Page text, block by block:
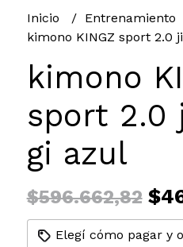
Inicio Entrenamiento
kimono KINGZ sport 2.0
kimono
sport 2.0
gi azul
$596.662,82
Elegí cómo pagar y